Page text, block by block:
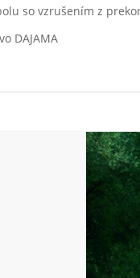
so vzrušením z
DAJAMA